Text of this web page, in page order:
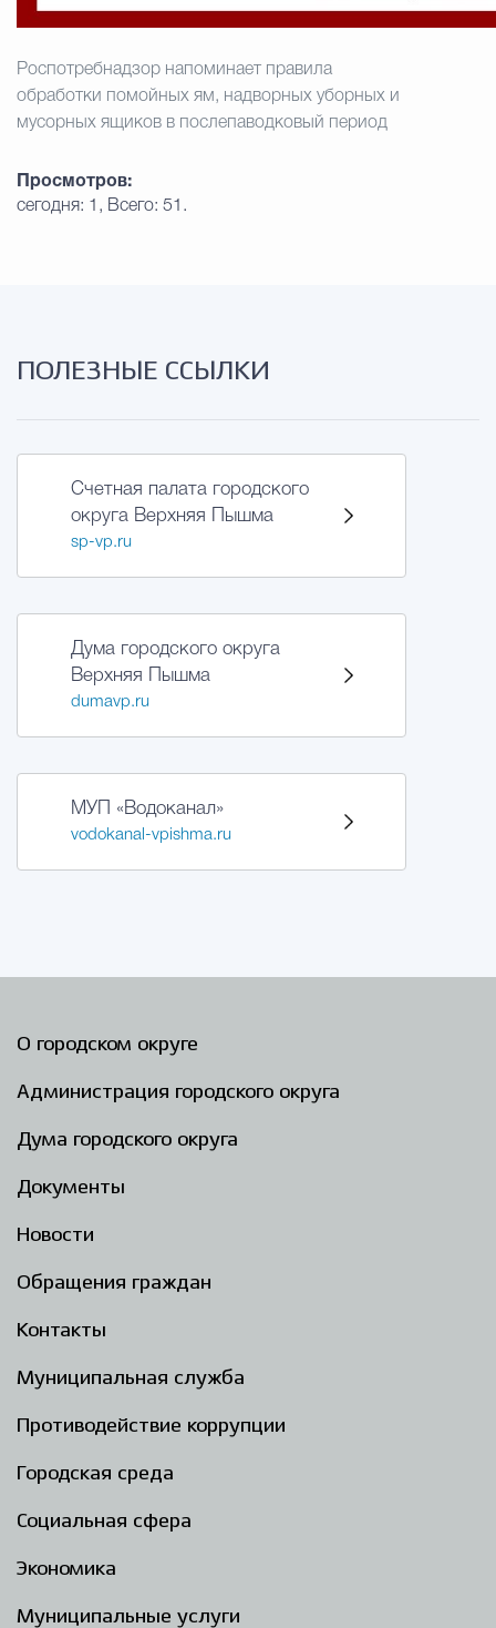
Роспотребнадзор напоминает правила
обработки помойных ям, надворных уборных и
мусорных ящиков в послепаводковый период
Просмотров:
сегодня: 1, Всего: 51.
ПОЛЕЗНЫЕ ССЫЛКИ
Счетная палата городского
округа Верхняя Пышма
sp-vp.ru
Дума городского округа
Верхняя Пышма
dumavp.ru
МУП «Водоканал»
vodokanal-vpishma.ru
О городском округе
Администрация городского округа
Дума городского округа
Документы
Новости
Обращения граждан
Контакты
Муниципальная служба
Противодействие коррупции
Городская среда
Социальная сфера
Экономика
Муниципальные услуги